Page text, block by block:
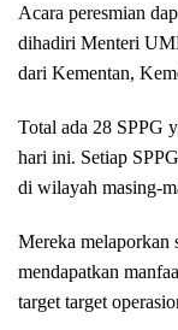
Acara peresmian
dihadiri Menteri
dari Kementan,
Total ada 28 SPPG
hari ini. Setiap
di wilayah masing-
Mereka melaporkan
mendapatkan
target target